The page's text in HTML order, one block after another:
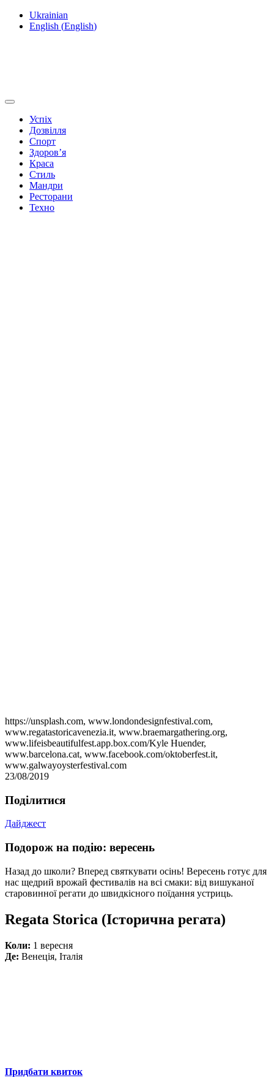
Ukrainian
English (English)
Успіх
Дозвілля
Спорт
Здоров’я
Краса
Стиль
Мандри
Ресторани
Техно
https://unsplash.com, www.londondesignfestival.com,
www.regatastoricavenezia.it, www.braemargathering.org,
www.lifeisbeautifulfest.app.box.com/Kyle Huender,
www.barcelona.cat, www.facebook.com/oktoberfest.it,
www.galwayoysterfestival.com
23/08/2019
Подiлитися
Дайджест
Подорож на подію: вересень
Назад до школи? Вперед святкувати осінь! Вересень готує для
нас щедрий врожай фестивалів на всі смаки: від вишуканої
старовинної регати до швидкісного поїдання устриць.
Regata Storica (Історична регата)
Коли: 1 вересня
Де: Венеція, Італія
Придбати квиток